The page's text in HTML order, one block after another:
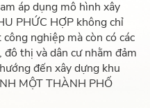
áp dụng mô hình xây
PHỨC HỢP không chỉ
nghiệp mà còn có các
thị và dân cư nhằm đảm
đến xây dựng khu
MỘT THÀNH PHỐ